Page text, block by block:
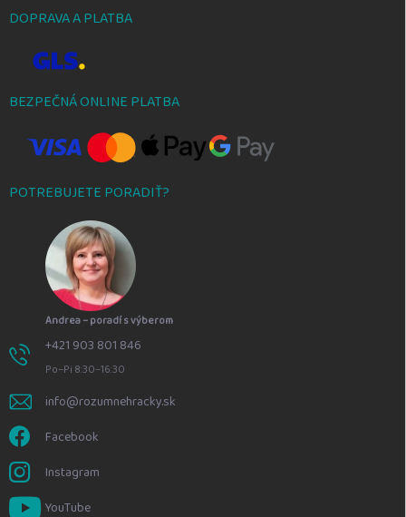
DOPRAVA A PLATBA
BEZPEČNÁ ONLINE PLATBA
POTREBUJETE PORADIŤ?
Andrea – poradí s výberom
+421 903 801 846
Po–Pi 8:30–16:30
info@rozumnehracky.sk
Facebook
Instagram
YouTube